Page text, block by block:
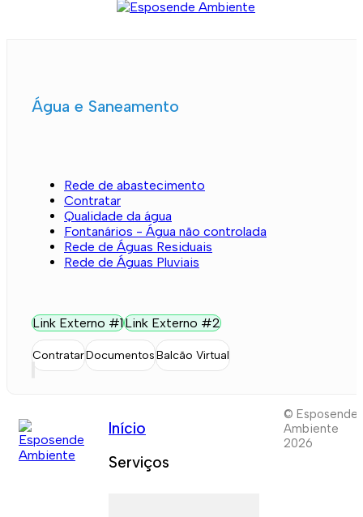
Água e Saneamento
Rede de abastecimento
Contratar
Qualidade da água
Fontanários - Água não controlada
Rede de Águas Residuais
Rede de Águas Pluviais
Link Externo #1Link Externo #2
ContratarDocumentosBalcão Virtual
Início
Serviços
© Esposende
Ambiente
2026